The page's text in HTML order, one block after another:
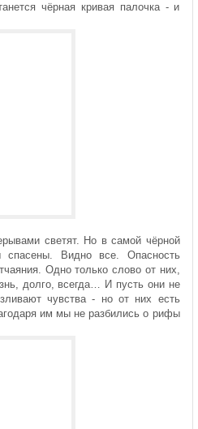
чёрная кривая палочка - и
светят. Но в самой чёрной
Видно все. Опасность
Одно только слово от них,
долго, всегда… И пусть они не
чувства - но от них есть
им мы не разбились о рифы